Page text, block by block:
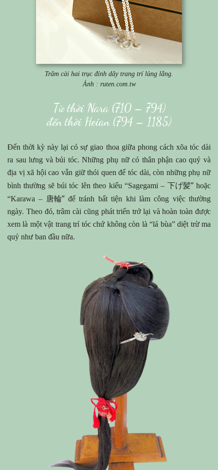
Trâm cài hai trục đính dây trang trí lủng lẳng.
Ảnh : ruten.com.tw
Từ thời Nara (710 – 794)
đến thời Heian (794 – 1185)
Đến thời kỳ này lại có sự giao thoa giữa phong cách xõa tóc dài
ra sau lưng và búi tóc. Những phụ nữ có thân phận cao quý và
địa vị xã hội cao vẫn giữ thói quen để tóc dài, còn những phụ nữ
bình thường sẽ búi tóc lên theo kiểu “Sagegami – 下げ髪”hoặc
“Karawa – 唐輪”để tránh bất tiện khi làm công việc thường
ngày. Theo đó, trâm cài cũng phát triển trở lại và hoàn toàn được
xem là một vật trang trí tóc chứ không còn là “lá bùa” diệt trừ ma
quỷ như ban đầu nữa.